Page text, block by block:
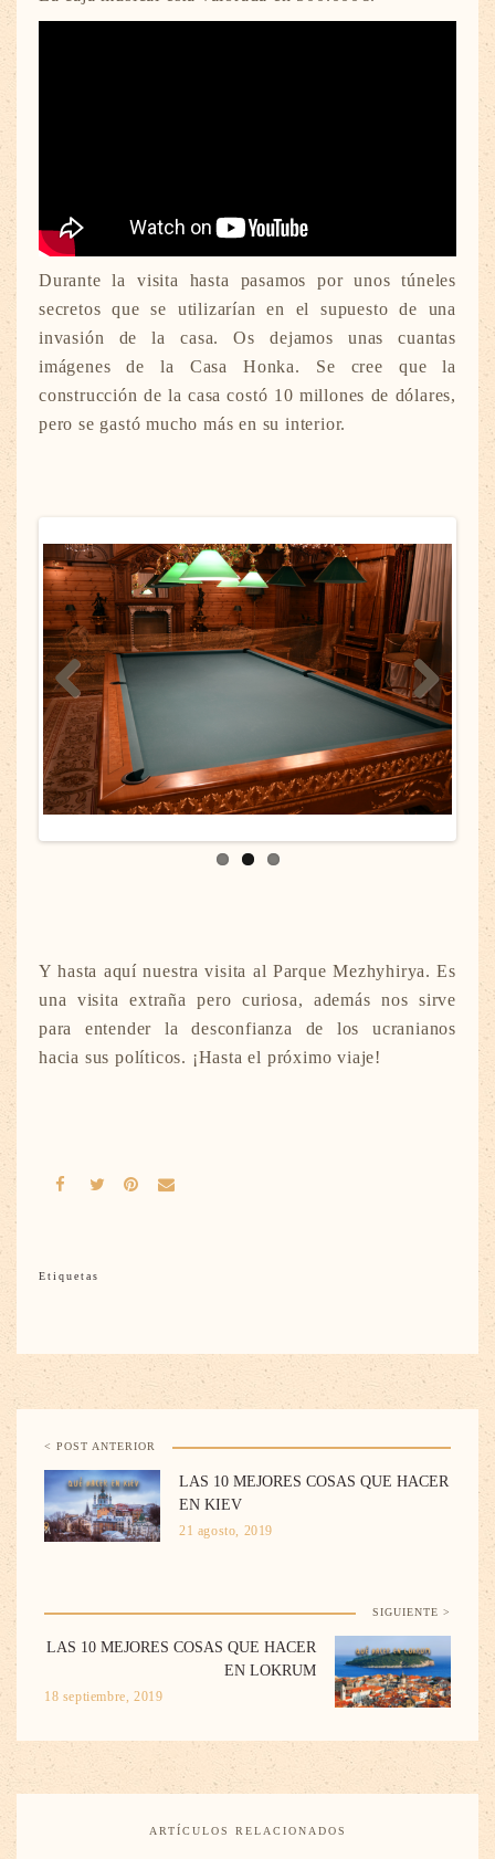
Durante la visita hasta pasamos por unos túneles
secretos que se utilizarían en el supuesto de una
invasión de la casa. Os dejamos unas cuantas
imágenes de la Casa Honka. Se cree que la
construcción de la casa costó 10 millones de dólares,
pero se gastó mucho más en su interior.
Previous Next
Y hasta aquí nuestra visita al Parque Mezhyhirya. Es
una visita extraña pero curiosa, además nos sirve
para entender la desconfianza de los ucranianos
hacia sus políticos. ¡Hasta el próximo viaje!
LAS 10 MEJORES COSAS QUE HACER
EN KIEV
21 agosto, 2019
LAS 10 MEJORES COSAS QUE HACER
EN LOKRUM
18 septiembre, 2019
ARTÍCULOS RELACIONADOS